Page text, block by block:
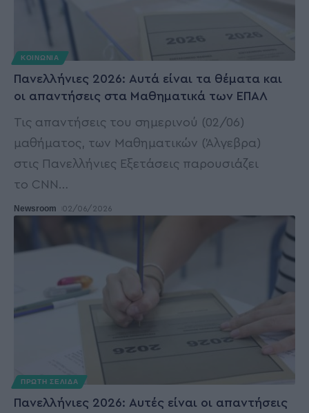
ΚΟΙΝΩΝΙΑ
Πανελλήνιες 2026: Αυτά είναι τα θέματα και
οι απαντήσεις στα Μαθηματικά των ΕΠΑΛ
Τις απαντήσεις του σημερινού (02/06)
μαθήματος, των Μαθηματικών (Άλγεβρα)
στις Πανελλήνιες Εξετάσεις παρουσιάζει
το CNN…
Newsroom 02/06/2026
ΠΡΩΤΗ ΣΕΛΙΔΑ
Πανελλήνιες 2026: Αυτές είναι οι απαντήσεις